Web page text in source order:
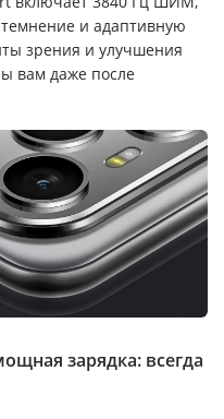
и адаптивную
зрения и улучшения
вам даже после
зарядка: всегда